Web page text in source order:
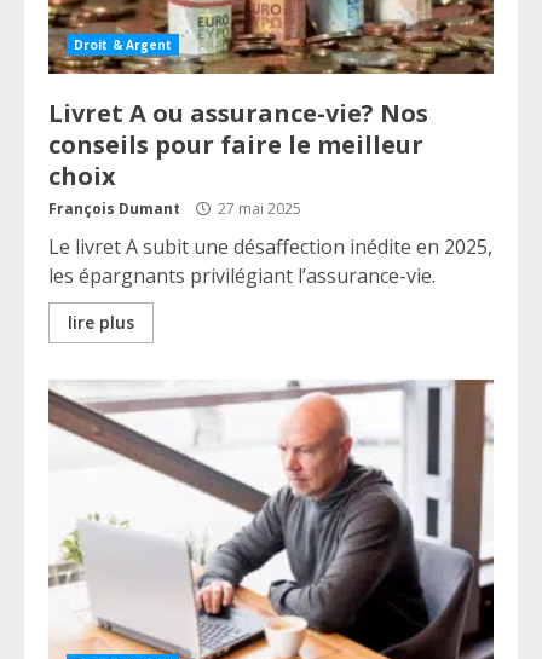
Droit & Argent
Livret A ou assurance-vie? Nos
conseils pour faire le meilleur
choix
François Dumant 27 mai 2025
Le livret A subit une désaffection inédite en 2025,
les épargnants privilégiant l’assurance-vie.
lire plus